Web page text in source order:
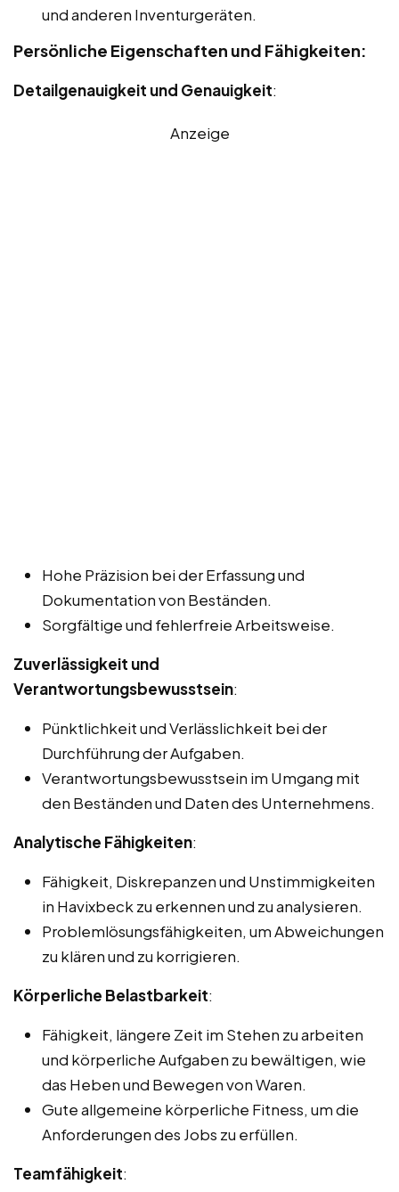
und anderen Inventurgeräten.
Persönliche Eigenschaften und Fähigkeiten:
Detailgenauigkeit und Genauigkeit:
Anzeige
Hohe Präzision bei der Erfassung und
Dokumentation von Beständen.
Sorgfältige und fehlerfreie Arbeitsweise.
Zuverlässigkeit und
Verantwortungsbewusstsein:
Pünktlichkeit und Verlässlichkeit bei der
Durchführung der Aufgaben.
Verantwortungsbewusstsein im Umgang mit
den Beständen und Daten des Unternehmens.
Analytische Fähigkeiten:
Fähigkeit, Diskrepanzen und Unstimmigkeiten
in Havixbeck zu erkennen und zu analysieren.
Problemlösungsfähigkeiten, um Abweichungen
zu klären und zu korrigieren.
Körperliche Belastbarkeit:
Fähigkeit, längere Zeit im Stehen zu arbeiten
und körperliche Aufgaben zu bewältigen, wie
das Heben und Bewegen von Waren.
Gute allgemeine körperliche Fitness, um die
Anforderungen des Jobs zu erfüllen.
Teamfähigkeit: